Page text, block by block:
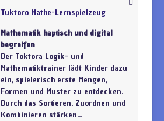
Tuktoro Mathe-Lernspielzeug
Mathematik haptisch und digital
begreifen
Der Toktora Logik- und
Mathematiktrainer lädt Kinder dazu
ein, spielerisch erste Mengen,
Formen und Muster zu entdecken.
Durch das Sortieren, Zuordnen und
Kombinieren stärken...